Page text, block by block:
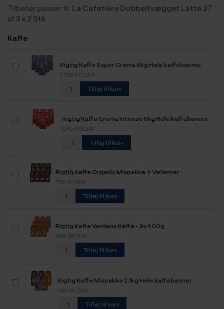
Tilbehør passer til La Cafetière Dobbeltvægget Latte 27
cl 3 x 2 Stk
Kaffe
Rigtig Kaffe Super Crema 6kg Hele kaffebønner
1.199,00 DKK
Tilføj til kurv
Rigtig Kaffe Crema Intenso 6kg Hele kaffebønner
999,00 DKK
Tilføj til kurv
Rigtig Kaffe Organic Mixpakke 4 Varianter
799,95 DKK
Tilføj til kurv
Rigtig Kaffe Verdens Kaffe - 9x400g
899,95 DKK
Tilføj til kurv
Rigtig Kaffe Mixpakke 2,1kg Hele kaffebønner
599,95 DKK
Tilføj til kurv